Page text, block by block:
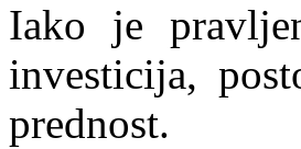
Iako je
investicija,
prednost.